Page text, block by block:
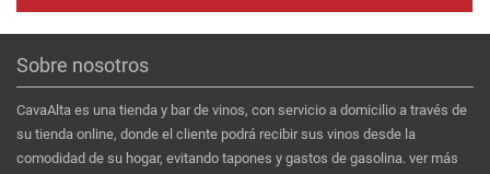
Sobre nosotros
CavaAlta es una tienda y bar de vinos, con servicio a domicilio a través de
su tienda online, donde el cliente podrá recibir sus vinos desde la
comodidad de su hogar, evitando tapones y gastos de gasolina. ver más